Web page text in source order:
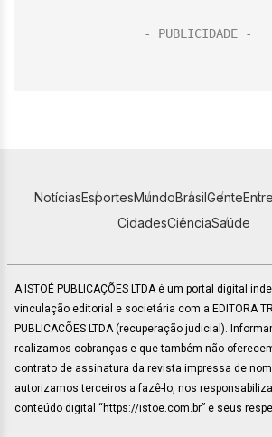
NotíciasEsportesMundoBrasilGente
CidadesCiênciaSaúde
A ISTOÉ PUBLICAÇÕES LTDA é um portal digital
vinculação editorial e societária com a EDITORA
PUBLICACÕES LTDA (recuperação judicial).
realizamos cobranças e que também não
contrato de assinatura da revista impressa de
autorizamos terceiros a fazê-lo, nos
conteúdo digital “https://istoe.com.br” e seus